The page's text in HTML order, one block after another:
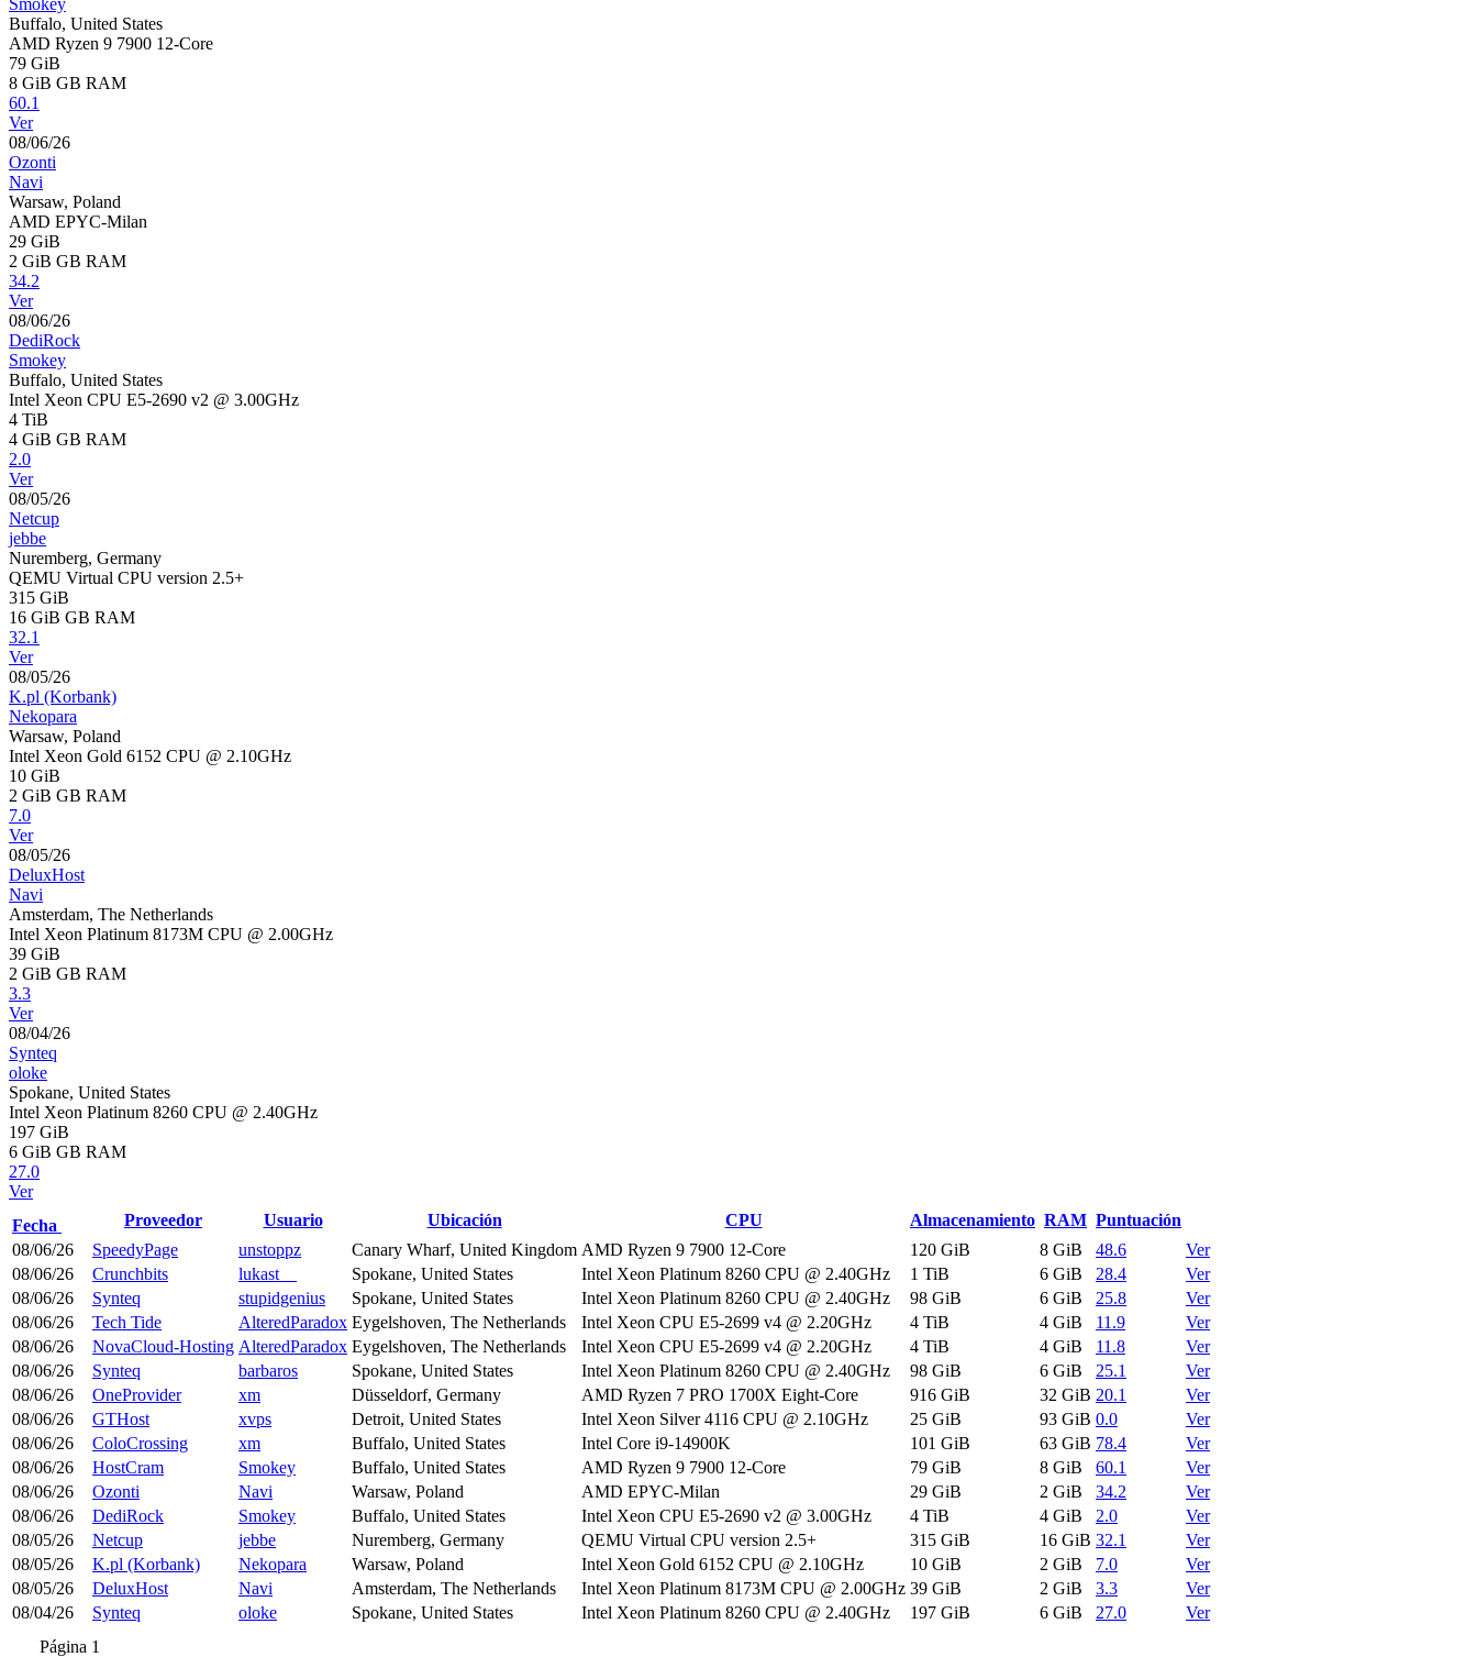
Buffalo, United States
AMD Ryzen 9 7900 12-Core
79 GiB
8 GiB GB RAM
60.1
Ver
08/06/26
Ozonti
Navi
Warsaw, Poland
AMD EPYC-Milan
29 GiB
2 GiB GB RAM
34.2
Ver
08/06/26
DediRock
Smokey
Buffalo, United States
Intel Xeon CPU E5-2690 v2 @ 3.00GHz
4 TiB
4 GiB GB RAM
2.0
Ver
08/05/26
Netcup
jebbe
Nuremberg, Germany
QEMU Virtual CPU version 2.5+
315 GiB
16 GiB GB RAM
32.1
Ver
08/05/26
K.pl (Korbank)
Nekopara
Warsaw, Poland
Intel Xeon Gold 6152 CPU @ 2.10GHz
10 GiB
2 GiB GB RAM
7.0
Ver
08/05/26
DeluxHost
Navi
Amsterdam, The Netherlands
Intel Xeon Platinum 8173M CPU @ 2.00GHz
39 GiB
2 GiB GB RAM
3.3
Ver
08/04/26
Synteq
oloke
Spokane, United States
Intel Xeon Platinum 8260 CPU @ 2.40GHz
197 GiB
6 GiB GB RAM
27.0
Ver
Fecha
Proveedor Usuario Ubicación CPU Almacenamiento RAM Puntuación
08/06/26
SpeedyPage unstoppz Canary Wharf, United Kingdom AMD Ryzen 9 7900 12-Core 120 GiB 8 GiB 48.6
Ver
08/06/26
Crunchbits lukast__ Spokane, United States Intel Xeon Platinum 8260 CPU @ 2.40GHz 1 TiB 6 GiB 28.4
Ver
08/06/26
Synteq stupidgenius Spokane, United States Intel Xeon Platinum 8260 CPU @ 2.40GHz 98 GiB 6 GiB 25.8
Ver
08/06/26
Tech Tide AlteredParadox Eygelshoven, The Netherlands Intel Xeon CPU E5-2699 v4 @ 2.20GHz 4 TiB 4 GiB 11.9
Ver
08/06/26
NovaCloud-Hosting AlteredParadox Eygelshoven, The Netherlands Intel Xeon CPU E5-2699 v4 @ 2.20GHz 4 TiB 4 GiB 11.8
Ver
08/06/26
Synteq barbaros Spokane, United States Intel Xeon Platinum 8260 CPU @ 2.40GHz 98 GiB 6 GiB 25.1
Ver
08/06/26
OneProvider xm Düsseldorf, Germany AMD Ryzen 7 PRO 1700X Eight-Core 916 GiB 32 GiB 20.1
Ver
08/06/26
GTHost xvps Detroit, United States Intel Xeon Silver 4116 CPU @ 2.10GHz 25 GiB 93 GiB 0.0
Ver
08/06/26
ColoCrossing xm Buffalo, United States Intel Core i9-14900K 101 GiB 63 GiB 78.4
Ver
08/06/26
HostCram Smokey Buffalo, United States AMD Ryzen 9 7900 12-Core 79 GiB 8 GiB 60.1
Ver
08/06/26
Ozonti Navi Warsaw, Poland AMD EPYC-Milan 29 GiB 2 GiB 34.2
Ver
08/06/26
DediRock Smokey Buffalo, United States Intel Xeon CPU E5-2690 v2 @ 3.00GHz 4 TiB 4 GiB 2.0
Ver
08/05/26
Netcup jebbe Nuremberg, Germany QEMU Virtual CPU version 2.5+ 315 GiB 16 GiB 32.1
Ver
08/05/26
K.pl (Korbank) Nekopara Warsaw, Poland Intel Xeon Gold 6152 CPU @ 2.10GHz 10 GiB 2 GiB 7.0
Ver
08/05/26
DeluxHost Navi Amsterdam, The Netherlands Intel Xeon Platinum 8173M CPU @ 2.00GHz 39 GiB 2 GiB 3.3
Ver
08/04/26
Synteq oloke Spokane, United States Intel Xeon Platinum 8260 CPU @ 2.40GHz 197 GiB 6 GiB 27.0
Ver
Página 1